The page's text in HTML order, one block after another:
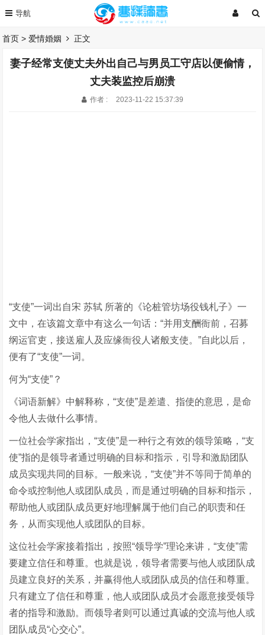
首页 >爱情婚姻 正文
妻子经常支使丈夫外出自己与男员工守店以便偷情，
丈夫装监控后崩溃
作者 : 2023-11-22 15:37:39
“支使”一词出自宋 苏轼 所著的《论桩管坊场役钱札子》一
文中，在该篇文章中有这么一句话：“并用支酬衙前，召募
纲运官吏，接送雇人及应缘衙役人诸般支使。”自此以后，
便有了“支使”一词。
何为“支使”？
《词语新解》中解释称，“支使”是差遣、指使的意思，是命
令他人去做什么事情。
一位社会学家指出，“支使”是一种行之有效的领导策略，“支
使”指的是领导者通过明确的目标和指示，引导和激励团队
成员实现共同的目标。一般来说，“支使”并不等同于简单的
命令或控制他人或团队成员，而是通过明确的目标和指示，
帮助他人或团队成员更好地理解属于他们自己的职责和任
务，从而实现他人或团队的目标。
这位社会学家接着指出，按照“领导学”理论来讲，“支使”需
要建立信任和尊重。也就是说，领导者需要与他人或团队成
员建立良好的关系，并赢得他人或团队成员的信任和尊重。
只有建立了信任和尊重，他人或团队成员才会愿意接受领导
者的指导和激励。而领导者则可以通过真诚的交流与他人或
团队成员“心交心”。